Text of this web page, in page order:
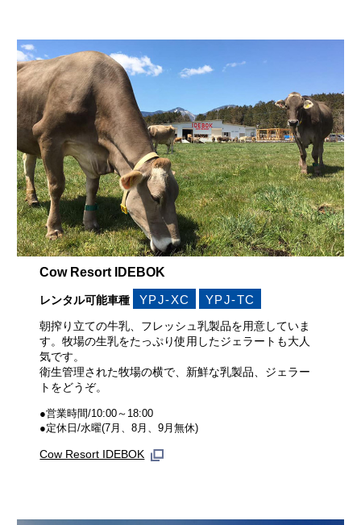
Cow Resort IDEBOK
レンタル可能車種 YPJ-XC YPJ-TC
朝搾り立ての牛乳、フレッシュ乳製品を用意していま
す。牧場の生乳をたっぷり使用したジェラートも大人
気です。
衛生管理された牧場の横で、新鮮な乳製品、ジェラー
トをどうぞ。
●営業時間/10:00～18:00
●定休日/水曜(7月、8月、9月無休)
Cow Resort IDEBOK